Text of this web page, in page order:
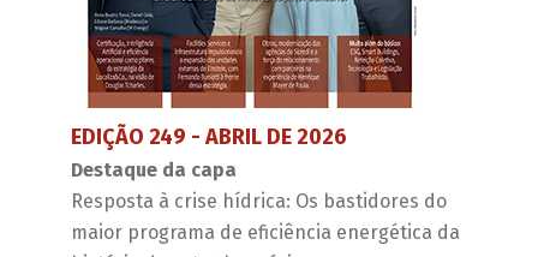
EDIÇÃO 249 - ABRIL DE 2026
Destaque da capa
Resposta à crise hídrica: Os bastidores do
maior programa de eficiência energética da